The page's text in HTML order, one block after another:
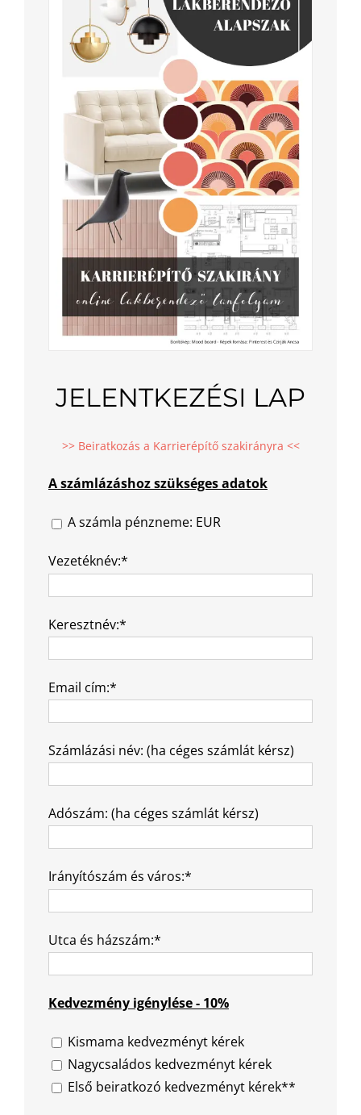
JELENTKEZÉSI LAP
>> Beiratkozás a Karrierépítő szakirányra <<
A számlázáshoz szükséges adatok
A számla pénzneme: EUR
Vezetéknév:*
Keresztnév:*
Email cím:*
Számlázási név: (ha céges számlát kérsz)
Adószám: (ha céges számlát kérsz)
Irányítószám és város:*
Utca és házszám:*
Kedvezmény igénylése - 10%
Kismama kedvezményt kérek
Nagycsaládos kedvezményt kérek
Első beiratkozó kedvezményt kérek**